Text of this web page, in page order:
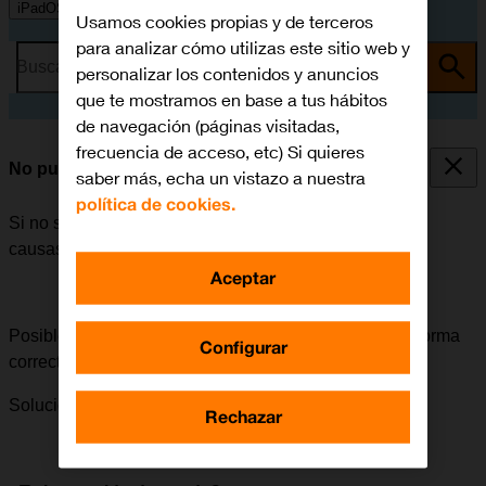
iPadOS 18
Busca por problema o tema
No puedo encender mi tablet
Si no se puede encender la tablet, puede haber varias
causas posibles al problema.
Posible causa 2 de 2:
La tablet se debe encender de forma
correcta.
Solución: Cómo encender la tablet.
Usamos cookies propias y de terceros
para analizar cómo utilizas este sitio web y
personalizar los contenidos y anuncios
que te mostramos en base a tus hábitos
de navegación (páginas visitadas,
frecuencia de acceso, etc) Si quieres
saber más, echa un vistazo a nuestra
política de cookies.
Configurar
Rechazar
Aceptar